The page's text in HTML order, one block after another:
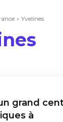
Yvelines
grand
à